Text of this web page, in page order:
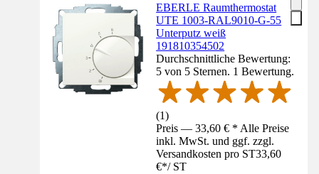
EBERLE Raumthermostat
UTE 1003-RAL9010-G-55
Unterputz weiß
191810354502
Durchschnittliche Bewertung:
5 von 5 Sternen. 1 Bewertung.
(1)
Preis — 33,60 € * Alle Preise
inkl. MwSt. und ggf. zzgl.
Versandkosten pro ST33,60
€*/ ST